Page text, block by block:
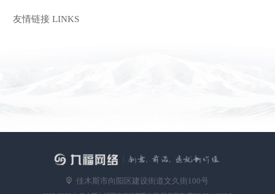
友情链接 LINKS
佳木斯市向阳区建设街道文久街100号